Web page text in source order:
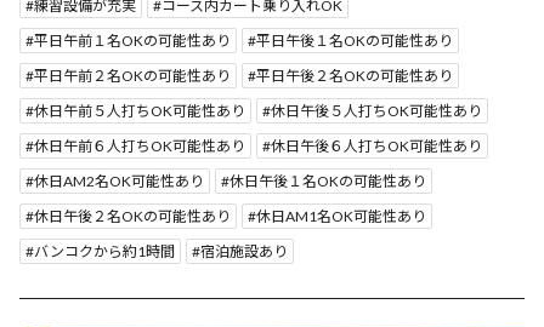
練習設備が充実
コース内カート乗り入れOK
平日午前１名OKの可能性あり
平日午後１名OKの可能性あり
平日午前２名OKの可能性あり
平日午後２名OKの可能性あり
休日午前５人打ちOK可能性あり
休日午後５人打ちOK可能性あり
休日午前６人打ちOK可能性あり
休日午後６人打ちOK可能性あり
休日AM2名OK可能性あり
休日午後１名OKの可能性あり
休日午後２名OKの可能性あり
休日AM1名OK可能性あり
バンコクから約1時間
宿泊施設あり